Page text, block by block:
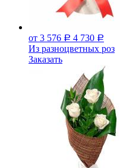
от 3 576 Р 4 730 Р
Из разноцветных роз
Заказать